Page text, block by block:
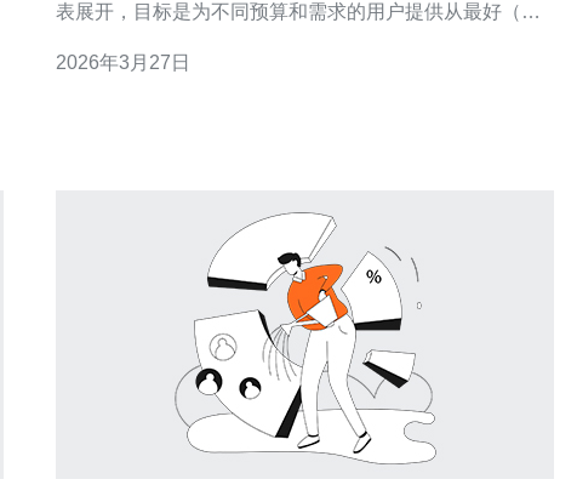
表展开，目标是为不同预算和需求的用户提供从最好（高
平衡）、再到最便宜（预算友好的快速恢复方案）的实用
2026年3月27日